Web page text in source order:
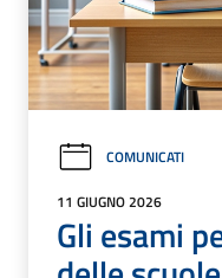
COMUNICATI
11 GIUGNO 2026
Gli esami